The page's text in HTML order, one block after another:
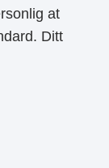
at
Ditt